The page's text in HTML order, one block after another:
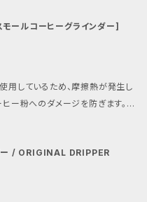
店舗でハンドドリップに使用
ーは付属しません、ご了承くださ
ールコーヒーグラインダー]
用しているため、摩擦熱が発生し
ヒー粉へのダメージを防ぎます。豆
ー / ORIGINAL DRIPPER